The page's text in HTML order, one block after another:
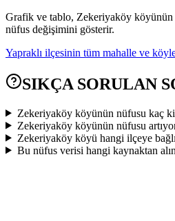
Grafik ve tablo, Zekeriyaköy köyünün
nüfus değişimini gösterir.
Yapraklı ilçesinin tüm mahalle ve
SIKÇA SORULAN
Zekeriyaköy köyünün nüfusu kaç
Zekeriyaköy köyünün nüfusu
Zekeriyaköy köyü hangi ilçeye
Bu nüfus verisi hangi kaynaktan